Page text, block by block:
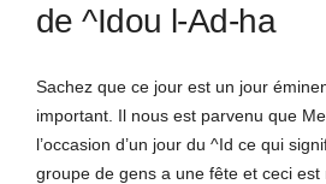
a
de ^Idou l-Ad-ha
Sachez que ce jour est un jour
important. Il nous est parvenu que
l’occasion d’un jour du ^Id ce qui
groupe de gens a une fête et ceci est